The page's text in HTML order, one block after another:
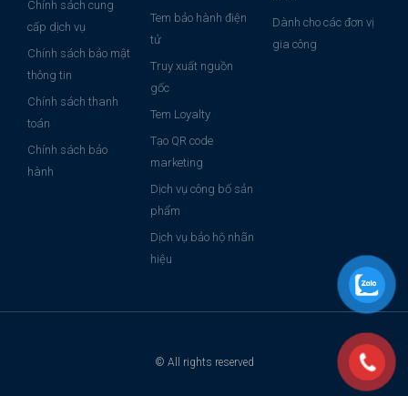
Chính sách cung
cấp dịch vụ
Chính sách bảo mật
thông tin
Chính sách thanh
toán
Chính sách bảo
hành
Tem bảo hành điện
tử
Truy xuất nguồn
gốc
Tem Loyalty
Tạo QR code
marketing
Dịch vụ công bố sản
phẩm
Dịch vụ bảo hộ nhãn
hiệu
Dành cho các đơn vị
gia công
© All rights reserved